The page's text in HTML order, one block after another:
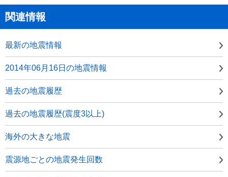
関連情報
最新の地震情報
2014年06月16日の地震情報
過去の地震履歴
過去の地震履歴(震度3以上)
海外の大きな地震
震源地ごとの地震発生回数